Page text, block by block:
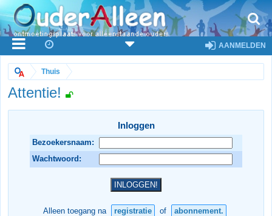
AANMELDEN
Thuis
Attentie!
Inloggen
Bezoekersnaam:
Wachtwoord:
Alleen toegang na registratie of abonnement.